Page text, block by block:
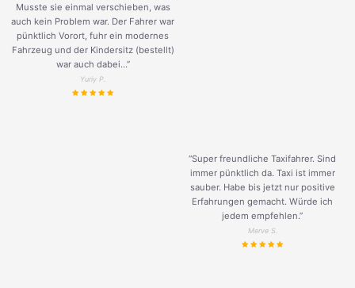
Musste sie einmal verschieben, was
auch kein Problem war. Der Fahrer war
pünktlich Vorort, fuhr ein modernes
Fahrzeug und der Kindersitz (bestellt)
war auch dabei...”
Yuriy P.
“Super freundliche Taxifahrer. Sind
immer pünktlich da. Taxi ist immer
sauber. Habe bis jetzt nur positive
Erfahrungen gemacht. Würde ich
jedem empfehlen.”
Merve S.